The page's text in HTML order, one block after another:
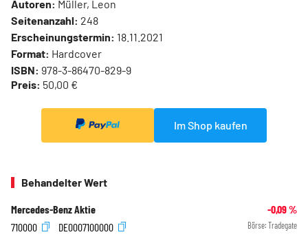
Autoren: Müller, Leon
Seitenanzahl: 248
Erscheinungstermin: 18.11.2021
Format: Hardcover
ISBN: 978-3-86470-829-9
Preis: 50,00 €
Im Shop kaufen
Behandelter Wert
Mercedes-Benz Aktie -0,09%
710000
DE0007100000 Börse: Tradegate